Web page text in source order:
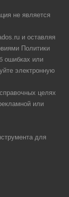
не является
и оставляя
Политики
ошибках или
электронную
целях
или
для